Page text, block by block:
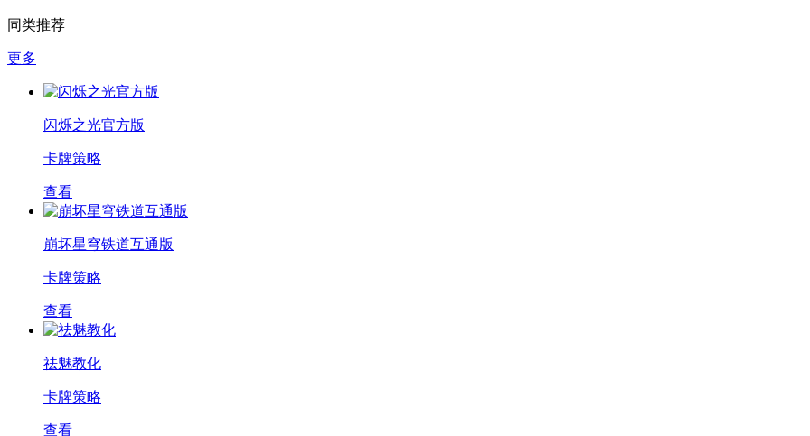
同类推荐
更多
闪烁之光官方版
卡牌策略
查看
崩坏星穹铁道互通版
卡牌策略
查看
祛魅教化
卡牌策略
查看